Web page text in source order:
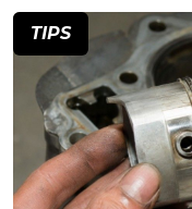
TIPS